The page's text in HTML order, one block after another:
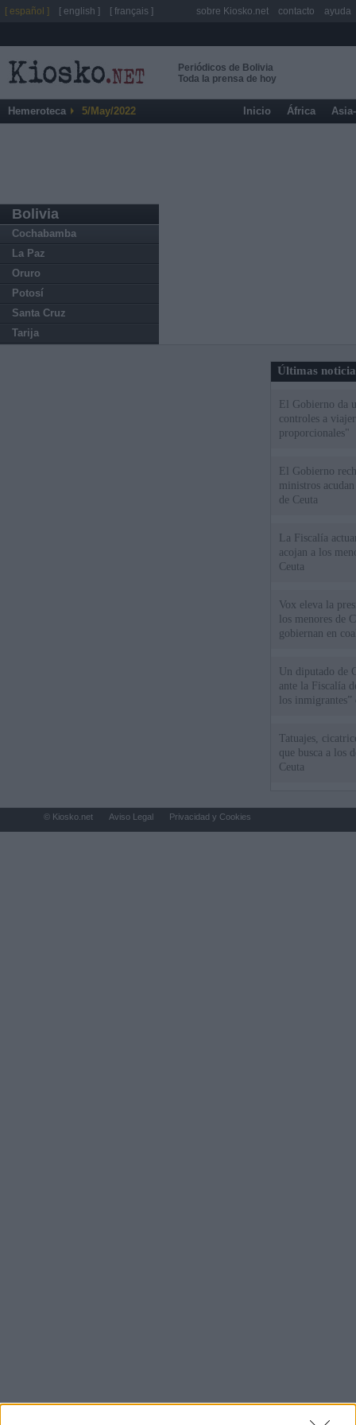
Periódicos de Bolivia
Toda la prensa de hoy
Hemeroteca 5/May/2022 Inicio África
Bolivia
Cochabamba
La Paz
Oruro
Potosí
Santa Cruz
Tarija
Últimas
El Gobierno da
controles a
proporcionales"
El Gobierno
ministros
de Ceuta
La Fiscalía
acojan a los
Ceuta
Vox eleva la
los menores de
gobiernan en
Un diputado de
ante la Fiscalía
los inmigrantes”
Tatuajes,
que busca a los
Ceuta
[ español ] [ english ] [ français ] sobre Kiosko.net contacto ayuda
© Kiosko.net Aviso Legal Privacidad y Cookies